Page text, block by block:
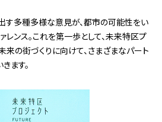
多種多様な意見が、都市の可能性をい
レンス。これを第一歩として、未来特区プ
来の街づくりに向けて、さまざまなパート
ます。